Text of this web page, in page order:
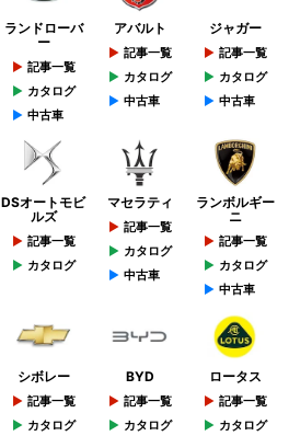
ランドローバ
ー
記事一覧
カタログ
中古車
アバルト
記事一覧
カタログ
中古車
ジャガー
記事一覧
カタログ
中古車
DSオートモビ
ルズ
記事一覧
カタログ
マセラティ
記事一覧
カタログ
中古車
ランボルギー
ニ
記事一覧
カタログ
中古車
シボレー
記事一覧
カタログ
BYD
記事一覧
カタログ
ロータス
記事一覧
カタログ